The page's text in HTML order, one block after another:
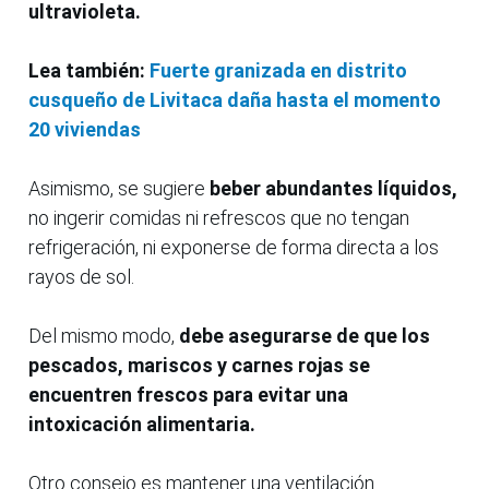
ultravioleta.
Lea también: Fuerte granizada en distrito
cusqueño de Livitaca daña hasta el momento
20 viviendas
Asimismo, se sugiere beber abundantes líquidos,
no ingerir comidas ni refrescos que no tengan
refrigeración, ni exponerse de forma directa a los
rayos de sol.
Del mismo modo, debe asegurarse de que los
pescados, mariscos y carnes rojas se
encuentren frescos para evitar una
intoxicación alimentaria.
Otro consejo es mantener una ventilación